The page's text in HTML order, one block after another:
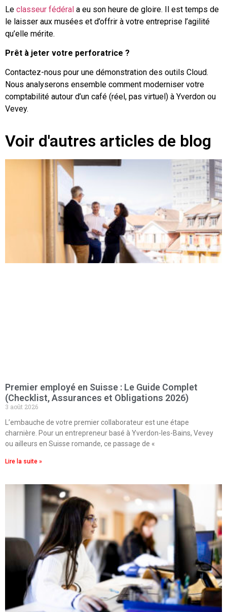
Le classeur fédéral a eu son heure de gloire. Il est temps de
le laisser aux musées et d’offrir à votre entreprise l’agilité
qu’elle mérite.
Prêt à jeter votre perforatrice ?
Contactez-nous pour une démonstration des outils Cloud.
Nous analyserons ensemble comment moderniser votre
comptabilité autour d’un café (réel, pas virtuel) à Yverdon ou
Vevey.
Voir d'autres articles de blog
Premier employé en Suisse : Le Guide Complet
(Checklist, Assurances et Obligations 2026)
3 août 2026
L’embauche de votre premier collaborateur est une étape
charnière. Pour un entrepreneur basé à Yverdon-les-Bains, Vevey
ou ailleurs en Suisse romande, ce passage de «
Lire la suite »